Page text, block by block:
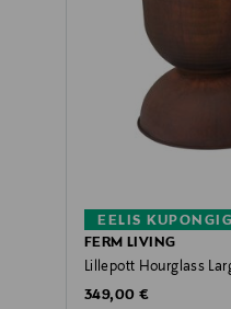
EELIS
FERM LIVING
Lillepott Hourglass
Original Price
349,00 €